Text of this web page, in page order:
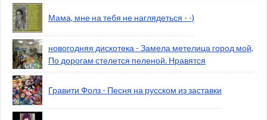
Мама, мне на тебя не наглядеться - -)
новогодняя дискотека - Замела метелица город мой,
По дорогам стелется пеленой. Нравятся
Гравити Фолз - Песня на русском из заставки